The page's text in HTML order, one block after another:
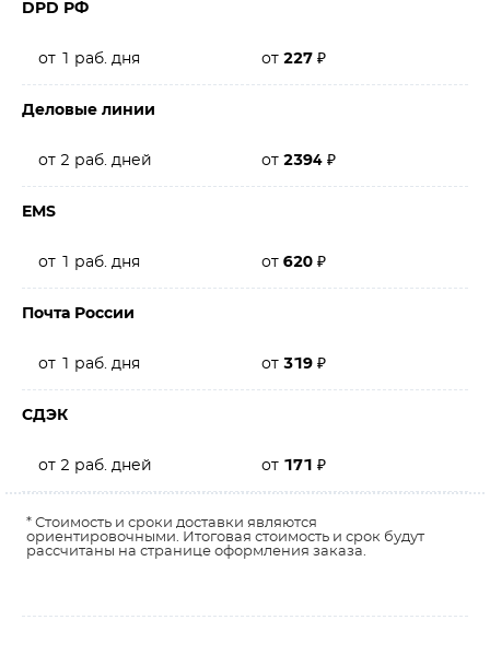
DPD РФ
от 1 раб. дня от 227 ₽
Деловые линии
от 2 раб. дней от 2394 ₽
EMS
от 1 раб. дня от 620 ₽
Почта России
от 1 раб. дня от 319 ₽
СДЭК
от 2 раб. дней от 171 ₽
* Стоимость и сроки доставки являются
ориентировочными. Итоговая стоимость и срок будут
рассчитаны на странице оформления заказа.